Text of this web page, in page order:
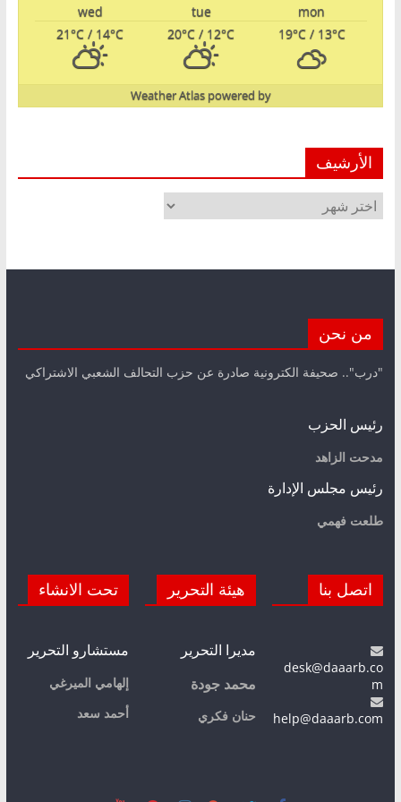
mon
tue
wed
19°C/ 13°C
20°C / 12°C
21°C / 14°C
powered by
Weather Atlas
الأرشيف
الأرشيف
من نحن
"درب".. صحيفة الكترونية صادرة عن حزب التحالف الشعبي الاشتراكي
رئيس الحزب
مدحت الزاهد
رئيس مجلس الإدارة
طلعت فهمي
اتصل بنا
desk@daaarb.co
m
help@daaarb.com
هيئة التحرير
مديرا التحرير
محمد جودة
حنان فكري
تحت الانشاء
مستشارو التحرير
إلهامي الميرغي
أحمد سعد